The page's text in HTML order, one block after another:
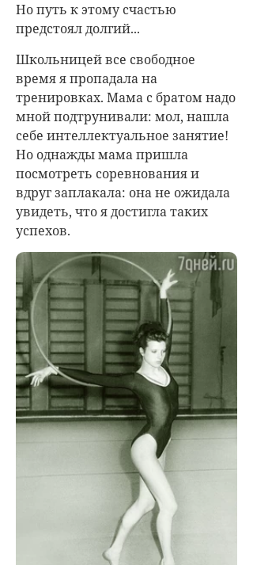
Но путь к этому счастью
предстоял долгий...
Школьницей все свободное
время я пропадала на
тренировках. Мама с братом надо
мной подтрунивали: мол, нашла
себе интеллектуальное занятие!
Но однажды мама пришла
посмотреть соревнования и
вдруг заплакала: она не ожидала
увидеть, что я достигла таких
успехов.